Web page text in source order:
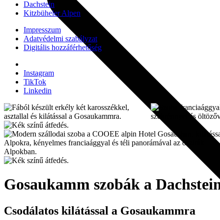
Dachstein
Kitzbüheler Alpen
Impresszum
Adatvédelmi szabályzat
Digitális hozzáférhetőség
Instagram
TikTok
Linkedin
Gosaukamm szobák a
Csodálatos kilátással a Gosaukammra